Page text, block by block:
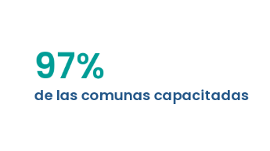
de las comunas capacitadas
97%